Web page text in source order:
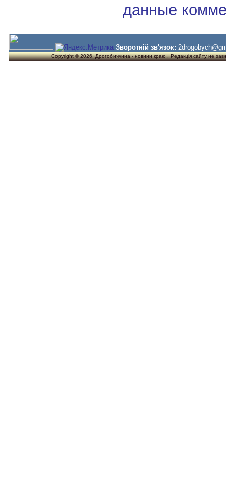
данные
Зворотній зв'язок:
Copyright © 2026. Дрогобиччина - новини краю . Редакція сайту не